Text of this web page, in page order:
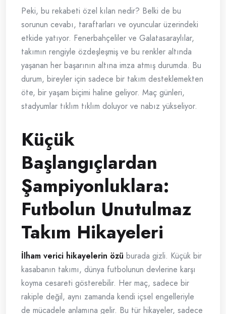
Peki, bu rekabeti özel kılan nedir? Belki de bu
sorunun cevabı, taraftarları ve oyuncular üzerindeki
etkide yatıyor. Fenerbahçeliler ve Galatasaraylılar,
takımın rengiyle özdeşleşmiş ve bu renkler altında
yaşanan her başarının altına imza atmış durumda. Bu
durum, bireyler için sadece bir takım desteklemekten
öte, bir yaşam biçimi haline geliyor. Maç günleri,
stadyumlar tıklım tıklım doluyor ve nabız yükseliyor.
Küçük
Başlangıçlardan
Şampiyonluklara:
Futbolun Unutulmaz
Takım Hikayeleri
İlham verici hikayelerin özü burada gizli. Küçük bir
kasabanın takımı, dünya futbolunun devlerine karşı
koyma cesareti gösterebilir. Her maç, sadece bir
rakiple değil, aynı zamanda kendi içsel engelleriyle
de mücadele anlamına gelir. Bu tür hikayeler, sadece